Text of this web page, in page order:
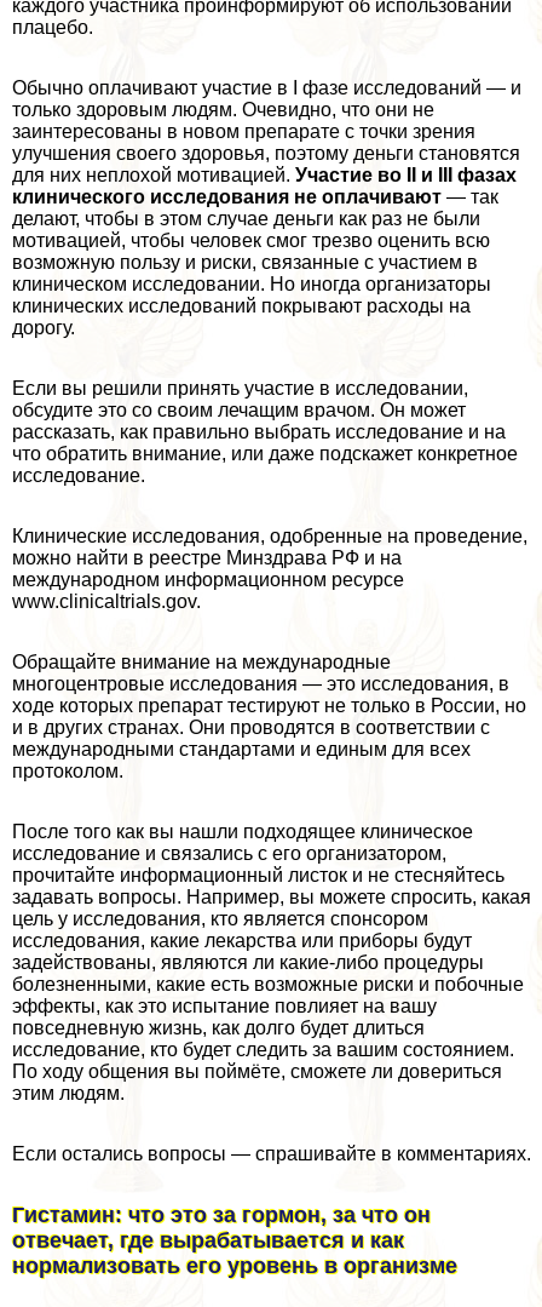
каждого участника проинформируют об использовании
плацебо.
Обычно оплачивают участие в I фазе исследований — и
только здоровым людям. Очевидно, что они не
заинтересованы в новом препарате с точки зрения
улучшения своего здоровья, поэтому деньги становятся
для них неплохой мотивацией. Участие во II и III фазах
клинического исследования не оплачивают — так
делают, чтобы в этом случае деньги как раз не были
мотивацией, чтобы человек смог трезво оценить всю
возможную пользу и риски, связанные с участием в
клиническом исследовании. Но иногда организаторы
клинических исследований покрывают расходы на
дорогу.
Если вы решили принять участие в исследовании,
обсудите это со своим лечащим врачом. Он может
рассказать, как правильно выбрать исследование и на
что обратить внимание, или даже подскажет конкретное
исследование.
Клинические исследования, одобренные на проведение,
можно найти в реестре Минздрава РФ и на
международном информационном ресурсе
www.clinicaltrials.gov.
Обращайте внимание на международные
многоцентровые исследования — это исследования, в
ходе которых препарат тестируют не только в России, но
и в других странах. Они проводятся в соответствии с
международными стандартами и единым для всех
протоколом.
После того как вы нашли подходящее клиническое
исследование и связались с его организатором,
прочитайте информационный листок и не стесняйтесь
задавать вопросы. Например, вы можете спросить, какая
цель у исследования, кто является спонсором
исследования, какие лекарства или приборы будут
задействованы, являются ли какие-либо процедуры
болезненными, какие есть возможные риски и побочные
эффекты, как это испытание повлияет на вашу
повседневную жизнь, как долго будет длиться
исследование, кто будет следить за вашим состоянием.
По ходу общения вы поймёте, сможете ли довериться
этим людям.
Если остались вопросы — спрашивайте в комментариях.
Гистамин: что это за гормон, за что он
отвечает, где выpaбатывается и как
нормализовать его уровень в организме